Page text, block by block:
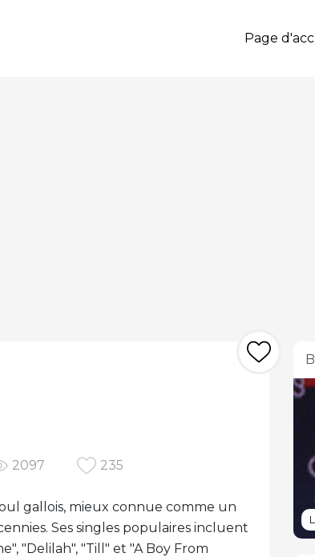
Page
2097 235
gallois, mieux connue comme un
Ses singles populaires incluent
"Delilah", "Till" et "A Boy From